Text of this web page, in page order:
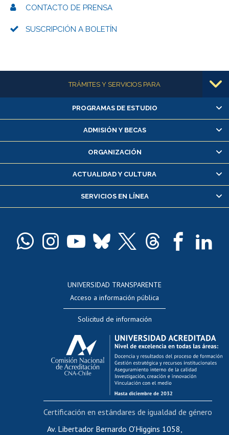
CONTACTO DE PRENSA
SUSCRIPCIÓN A BOLETÍN
Más informaciónTRÁMITES Y SERVICIOS PARA
Alumnas/os y exalumnas/os
Matrícula en línea
Inscripción y cambio de asignaturas
Consulta y certificado de notas
Servicio médico y dental
Pago de arancel y crédito alumnos
Docentes
Perfeccionamiento
Editar Portafolio Académico
Evaluación docente
Calificación académica
Postulación al AUCAI
Funcionarias/os
Cursos internos de capacitación
Bienestar del personal
Portal de movilidad interna
Certificado de renta
PROGRAMAS DE ESTUDIO
ADMISIÓN Y BECAS
ORGANIZACIÓN
ACTUALIDAD Y CULTURA
SERVICIOS EN LÍNEA
UNIVERSIDAD TRANSPARENTE
Acceso a información pública
Solicitud de información
Av. Libertador Bernardo O'Higgins 1058,
Certificación en estándares de igualdad de género